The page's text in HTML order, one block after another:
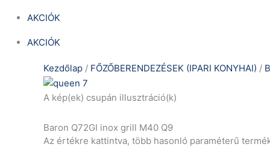
AKCIÓK
AKCIÓK
Kezdőlap / FŐZŐBERENDEZÉSEK (IPARI KONYHAI) /
A kép(ek) csupán illusztráció(k)
Baron Q72GI inox grill M40 Q9
Az értékre kattintva, több hasonló paraméterű